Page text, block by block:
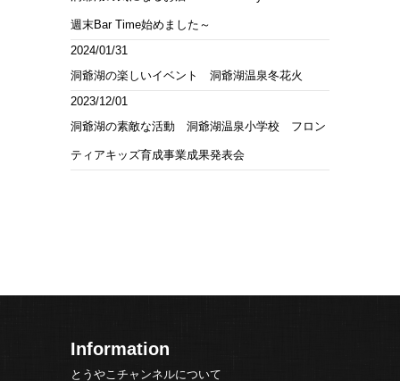
週末Bar Time始めました～
2024/01/31
洞爺湖の楽しいイベント 洞爺湖温泉冬花火
2023/12/01
洞爺湖の素敵な活動 洞爺湖温泉小学校 フロン
ティアキッズ育成事業成果発表会
Information
とうやこチャンネルについて